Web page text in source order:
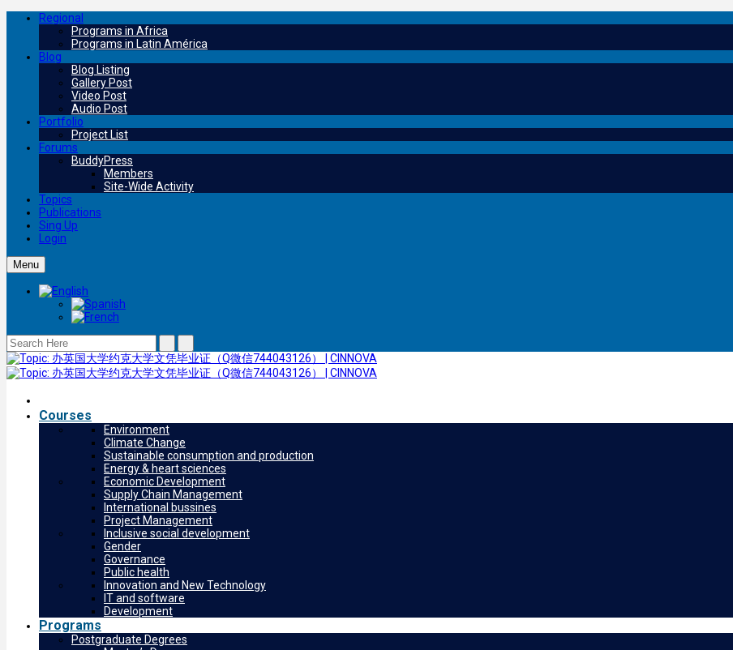
Regional
Programs in Africa
Programs in Latin América
Blog
Blog Listing
Gallery Post
Video Post
Audio Post
Portfolio
Project List
Forums
BuddyPress
Members
Site-Wide Activity
Topics
Publications
Sing Up
Login
Menu
Courses
Environment
Climate Change
Sustainable consumption and production
Energy & heart sciences
Economic Development
Supply Chain Management
International bussines
Project Management
Inclusive social development
Gender
Governance
Public health
Innovation and New Technology
IT and software
Development
Programs
Postgraduate Degrees